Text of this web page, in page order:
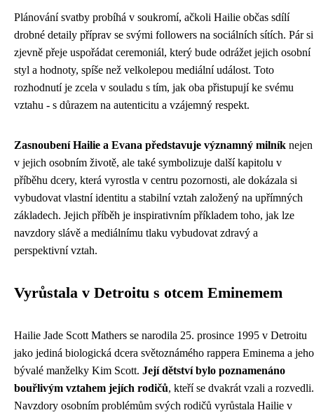
Plánování svatby probíhá v soukromí, ačkoli Hailie občas sdílí
drobné detaily příprav se svými followers na sociálních sítích. Pár si
zjevně přeje uspořádat ceremoniál, který bude odrážet jejich osobní
styl a hodnoty, spíše než velkolepou mediální událost. Toto
rozhodnutí je zcela v souladu s tím, jak oba přistupují ke svému
vztahu - s důrazem na autenticitu a vzájemný respekt.
Zasnoubení Hailie a Evana představuje významný milník nejen
v jejich osobním životě, ale také symbolizuje další kapitolu v
příběhu dcery, která vyrostla v centru pozornosti, ale dokázala si
vybudovat vlastní identitu a stabilní vztah založený na upřímných
základech. Jejich příběh je inspirativním příkladem toho, jak lze
navzdory slávě a mediálnímu tlaku vybudovat zdravý a
perspektivní vztah.
Vyrůstala v Detroitu s otcem Eminemem
Hailie Jade Scott Mathers se narodila 25. prosince 1995 v Detroitu
jako jediná biologická dcera světoznámého rappera Eminema a jeho
bývalé manželky Kim Scott. Její dětství bylo poznamenáno
bouřlivým vztahem jejích rodičů, kteří se dvakrát vzali a rozvedli.
Navzdory osobním problémům svých rodičů vyrůstala Hailie v